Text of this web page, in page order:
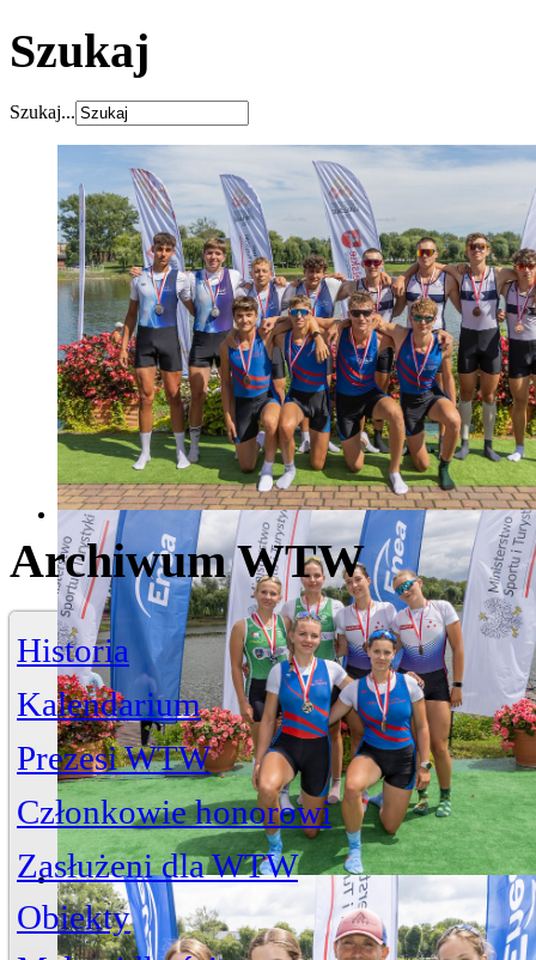
Szukaj
Szukaj...
Archiwum WTW
Historia
Kalendarium
Prezesi WTW
Członkowie honorowi
Zasłużeni dla WTW
Jerzy Bojańczyk
Życiorys
Artykuły
Wiktor Szelągowski
Zasłużeni członkowie
Obiekty
Przystańul. Piwna 3